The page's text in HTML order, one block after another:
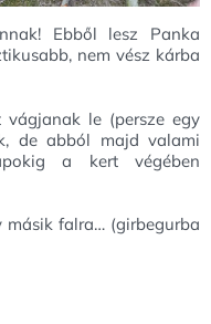
Ebből lesz Panka
nem vész kárba
le (persze egy
de abból majd valami
a kert végében
másik falra… (girbegurba